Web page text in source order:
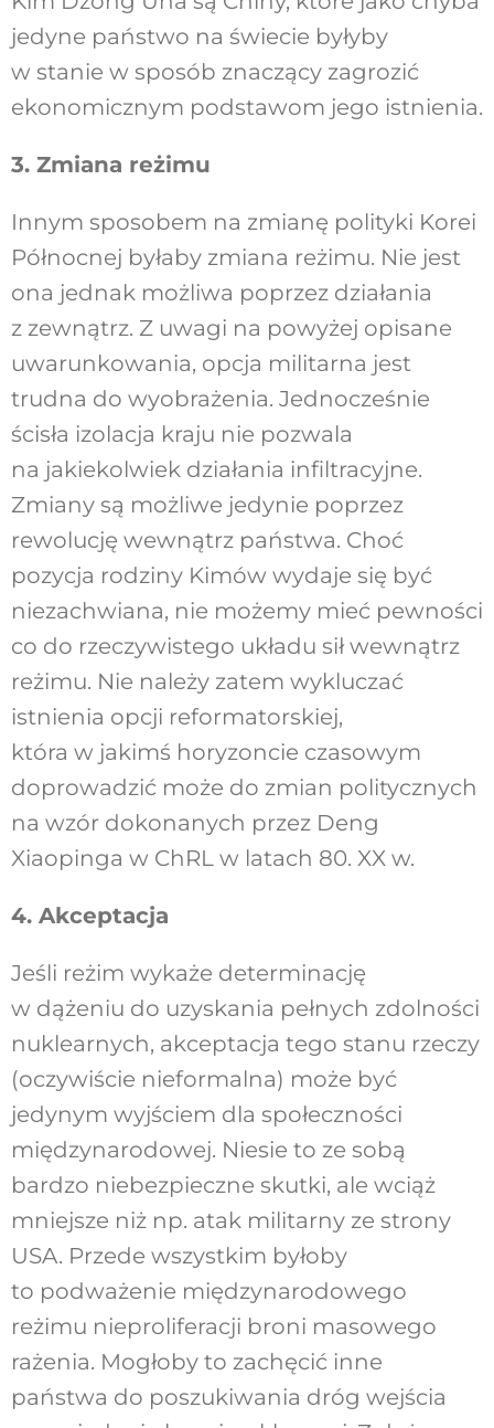
jedyne państwo na świecie byłyby
w stanie w sposób znaczący zagrozić
ekonomicznym podstawom jego istnienia.
3. Zmiana reżimu
Innym sposobem na zmianę polityki Korei
Północnej byłaby zmiana reżimu. Nie jest
ona jednak możliwa poprzez działania
z zewnątrz. Z uwagi na powyżej opisane
uwarunkowania, opcja militarna jest
trudna do wyobrażenia. Jednocześnie
ścisła izolacja kraju nie pozwala
na jakiekolwiek działania infiltracyjne.
Zmiany są możliwe jedynie poprzez
rewolucję wewnątrz państwa. Choć
pozycja rodziny Kimów wydaje się być
niezachwiana, nie możemy mieć pewności
co do rzeczywistego układu sił wewnątrz
reżimu. Nie należy zatem wykluczać
istnienia opcji reformatorskiej,
która w jakimś horyzoncie czasowym
doprowadzić może do zmian politycznych
na wzór dokonanych przez Deng
Xiaopinga w ChRL w latach 80. XX w.
4. Akceptacja
Jeśli reżim wykaże determinację
w dążeniu do uzyskania pełnych zdolności
nuklearnych, akceptacja tego stanu rzeczy
(oczywiście nieformalna) może być
jedynym wyjściem dla społeczności
międzynarodowej. Niesie to ze sobą
bardzo niebezpieczne skutki, ale wciąż
mniejsze niż np. atak militarny ze strony
USA. Przede wszystkim byłoby
to podważenie międzynarodowego
reżimu nieproliferacji broni masowego
rażenia. Mogłoby to zachęcić inne
państwa do poszukiwania dróg wejścia